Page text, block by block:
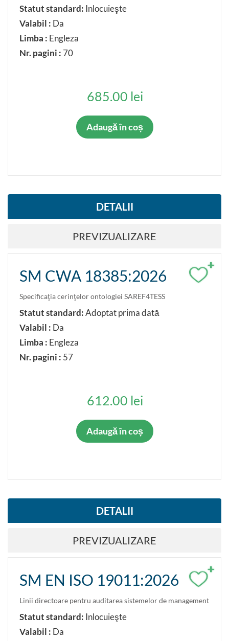
Statut standard: Inlocuieşte
Valabil : Da
Limba : Engleza
Nr. pagini : 70
685.00 lei
Adaugă în coș
DETALII
PREVIZUALIZARE
+
SM CWA 18385:2026
Specificaţia cerinţelor ontologiei SAREF4TESS
Statut standard:Adoptat prima dată
Valabil : Da
Limba : Engleza
Nr. pagini : 57
612.00 lei
Adaugă în coș
DETALII
PREVIZUALIZARE
+
SM EN ISO 19011:2026
Linii directoare pentru auditarea sistemelor de management
Statut standard: Inlocuieşte
Valabil : Da